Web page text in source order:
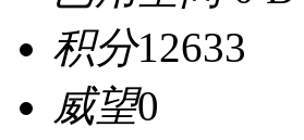
积分12633
威望0